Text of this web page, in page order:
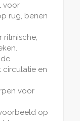
voor
rug, benen
ritmische,
circulatie en
voor
op